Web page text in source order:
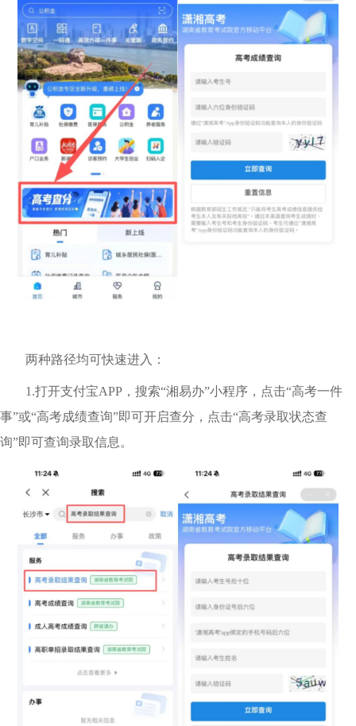
两种路径均可快速进入：
1.打开支付宝APP，搜索“湘易办”小程序，点击“高考一件
事”或“高考成绩查询”即可开启查分，点击“高考录取状态查
询”即可查询录取信息。